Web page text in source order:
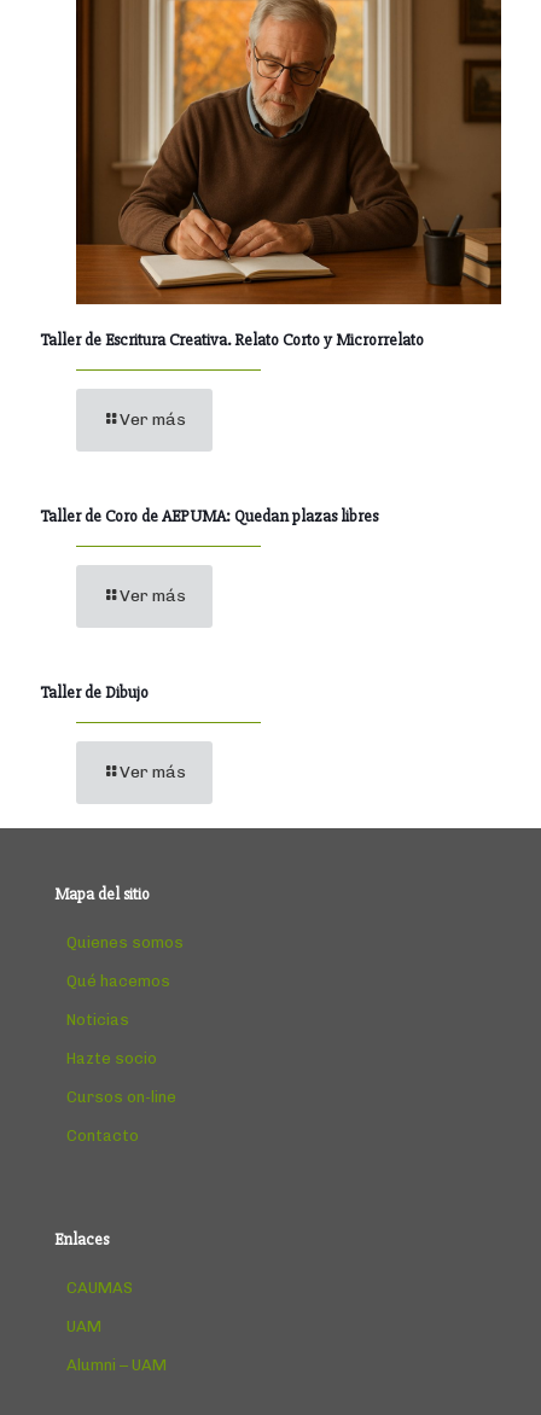
Taller de Escritura Creativa. Relato Corto y Microrrelato
Ver más
Taller de Coro de AEPUMA: Quedan plazas libres
Ver más
Taller de Dibujo
Ver más
Mapa del sitio
Quienes somos
Qué hacemos
Noticias
Hazte socio
Cursos on-line
Contacto
Enlaces
CAUMAS
UAM
Alumni – UAM